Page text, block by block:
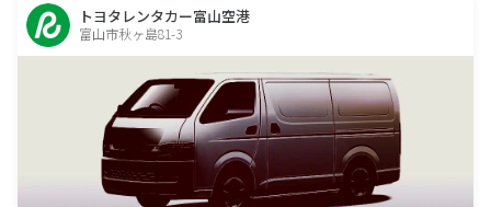
トヨタレンタカー富山空港
富山市秋ヶ島81-3